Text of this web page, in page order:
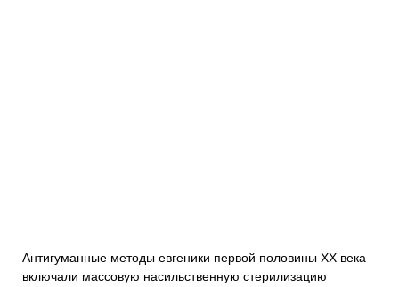
Антигуманные методы евгеники первой половины ХХ века
включали массовую насильственную стерилизацию